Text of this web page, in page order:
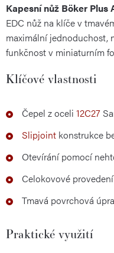
Kapesní nůž Böker Plus
EDC nůž na klíče v
maximální jednoduchost,
funkčnost v miniaturním
Klíčové vlastnosti
Čepel z oceli 12C27
Slipjoint konstrukce
Otevírání pomocí
Celokovové
Tmavá povrchová
Praktické využití